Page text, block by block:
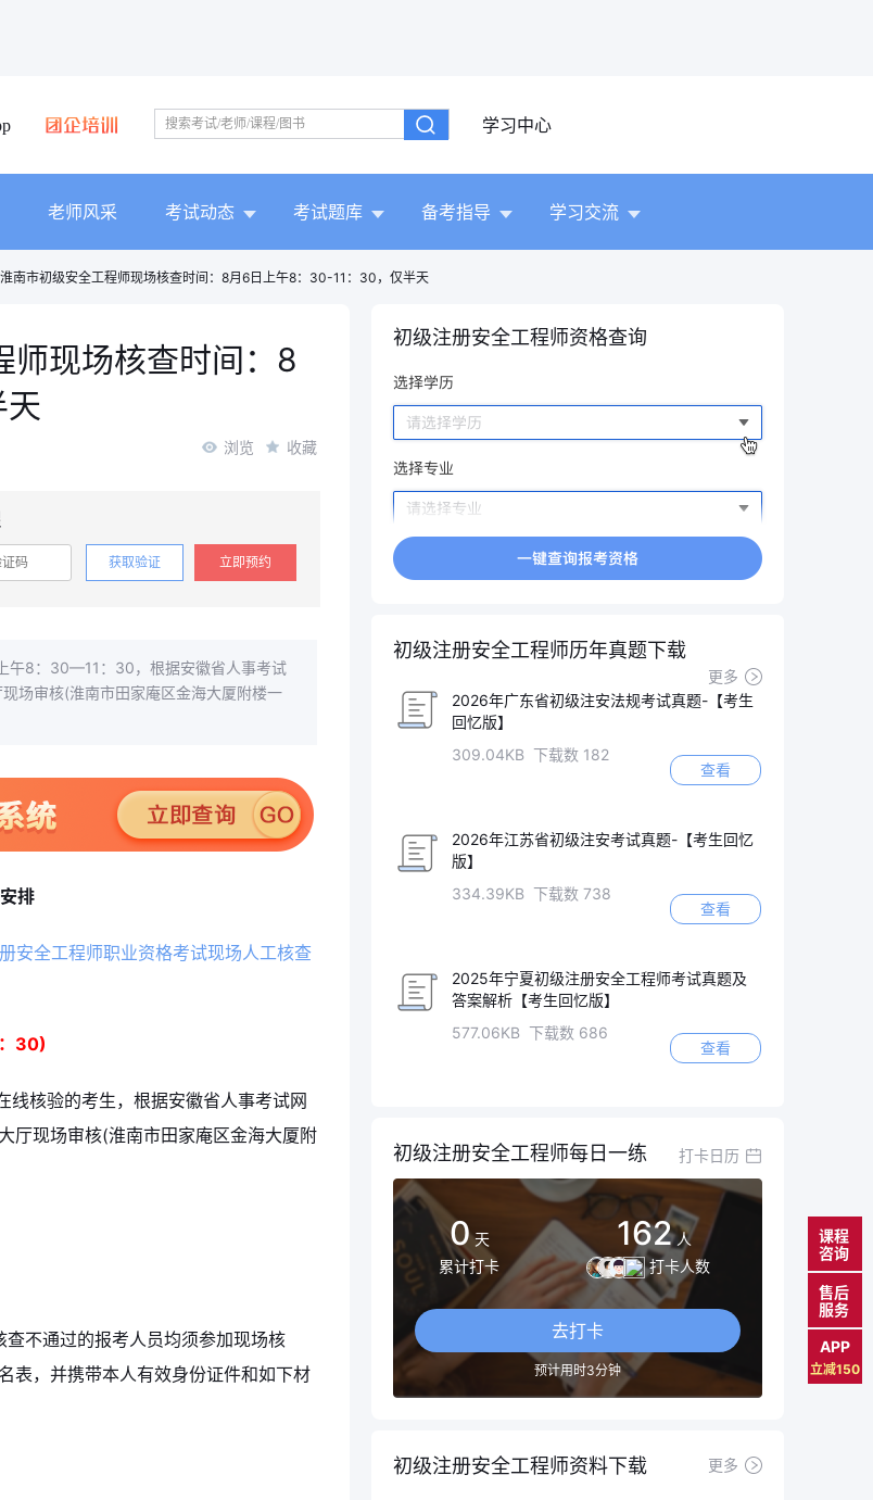
学习中心
老师风采 考试动态 考试题库 备考指导 学习交流
南市初级安全工程师现场核查时间：8月6日上午8：30-11：30，仅半天
师现场核查时间：8
浏览 收藏
获取验证 立即预约
午8：30—11：30，根据安徽省人事考试
场审核(淮南市田家庵区金海大厦附楼一
排
安全工程师职业资格考试现场人工核查
30)
线核验的考生，根据安徽省人事考试网
厅现场审核(淮南市田家庵区金海大厦附
不通过的报考人员均须参加现场核
表，并携带本人有效身份证件和如下材
初级注册安全工程师资格查询
初级注册安全工程师历年真题下载
更多
2026年广东省初级注安法规考试真题-【考生
回忆版】
309.04KB 下载数 182
查看
2026年江苏省初级注安考试真题-【考生回忆
版】
334.39KB 下载数 738
查看
2025年宁夏初级注册安全工程师考试真题及
答案解析【考生回忆版】
577.06KB 下载数 686
查看
初级注册安全工程师每日一练 打卡日历
0 天
累计打卡
162 人
打卡人数
去打卡
预计用时3分钟
初级注册安全工程师资料下载 更多
课程
咨询
售后
服务
APP
立减150